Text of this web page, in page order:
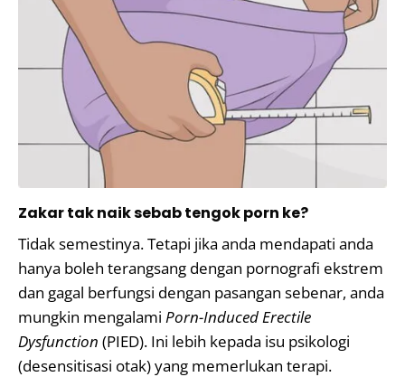
Zakar tak naik sebab tengok porn ke?
Tidak semestinya. Tetapi jika anda mendapati anda
hanya boleh terangsang dengan pornografi ekstrem
dan gagal berfungsi dengan pasangan sebenar, anda
mungkin mengalami Porn-Induced Erectile
Dysfunction (PIED). Ini lebih kepada isu psikologi
(desensitisasi otak) yang memerlukan terapi.